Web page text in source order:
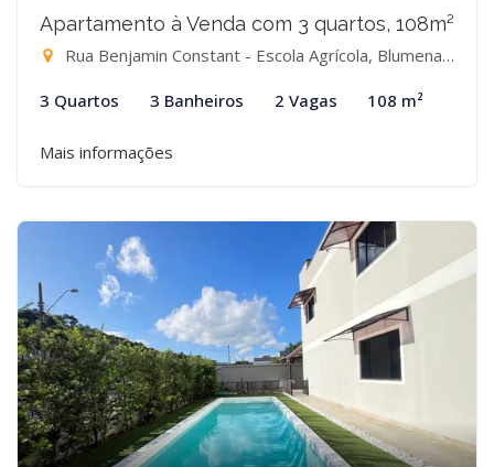
Apartamento à Venda com 3 quartos, 108m²
Rua Benjamin Constant - Escola Agrícola, Blumenau-SC
3 Quartos 3 Banheiros 2 Vagas 108 m²
Mais informações